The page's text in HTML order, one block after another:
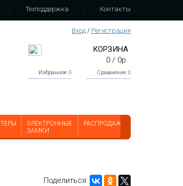
Техподдержка Контакты
Вход / Регистрация
КОРЗИНА
0/ 0р.
Избранное 0 Сравнение 0
ЭЛЕКТРОННЫЕ
ЗАМКИ
РАСПРОДАЖА
Поделиться: